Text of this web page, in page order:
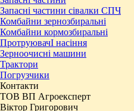
Запасні частини сівалки СПЧ
Комбайни зернозбиральні
Комбайни кормозбиральні
ПротруювачІ насіння
Зерноочисні машини
Трактори
Погрузчики
Контакти
ТОВ ВП Агроексперт
Віктор Григорович